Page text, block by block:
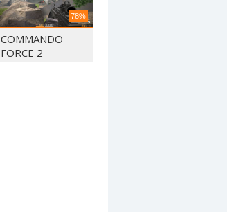
78%
COMMANDO
FORCE 2